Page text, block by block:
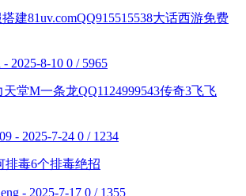
建81uv.comQQ915515538大话西游免费
- 2025-8-10 0 / 5965
天堂M一条龙QQ1124999543传奇3飞飞
- 2025-7-24 0 / 1234
排毒6个排毒绝招
- 2025-7-17 0 / 1355